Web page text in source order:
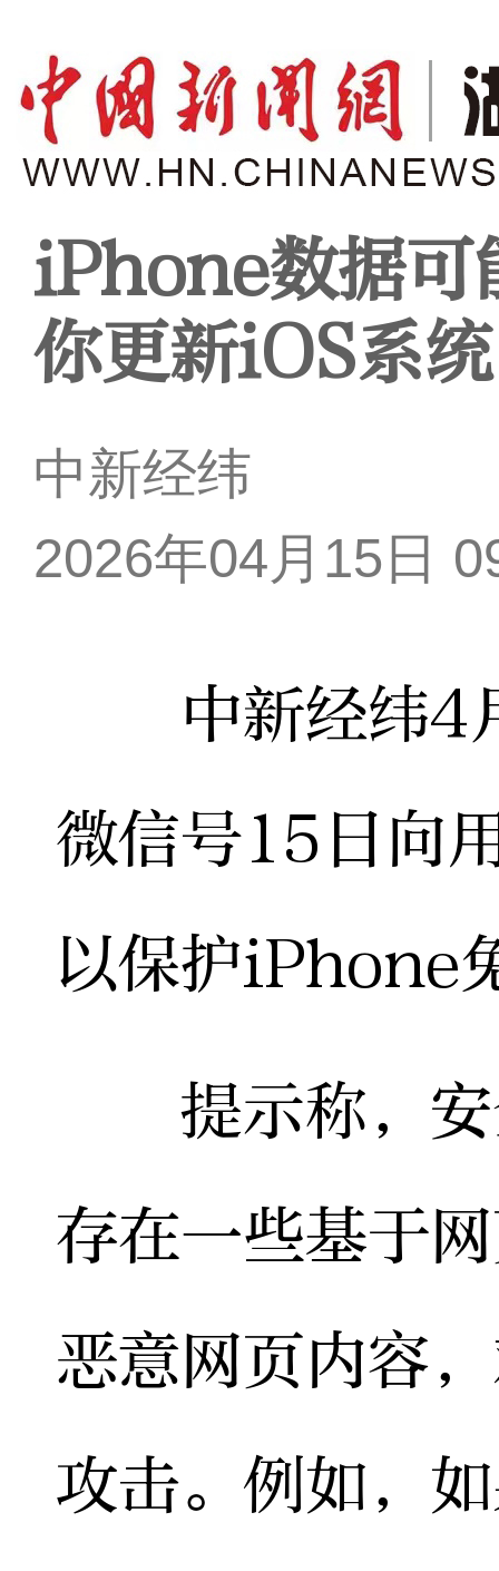
iPhone数据可
你更新iOS系统
中新经纬
2026年04月15日
中新经纬4
微信号15日向
以保护iPhone
提示称，安
存在一些基于
恶意网页内容
攻击。例如，